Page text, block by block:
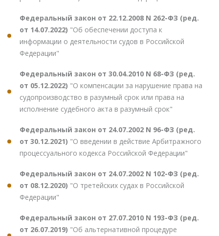
Федеральный закон от 22.12.2008 N 262-ФЗ (ред.
от 14.07.2022) "Об обеспечении доступа к
информации о деятельности судов в Российской
Федерации"
Федеральный закон от 30.04.2010 N 68-ФЗ (ред.
от 05.12.2022) "О компенсации за нарушение права на
судопроизводство в разумный срок или права на
исполнение судебного акта в разумный срок"
Федеральный закон от 24.07.2002 N 96-ФЗ (ред.
от 30.12.2021) "О введении в действие Арбитражного
процессуального кодекса Российской Федерации"
Федеральный закон от 24.07.2002 N 102-ФЗ (ред.
от 08.12.2020) "О третейских судах в Российской
Федерации"
Федеральный закон от 27.07.2010 N 193-ФЗ (ред.
от 26.07.2019) "Об альтернативной процедуре